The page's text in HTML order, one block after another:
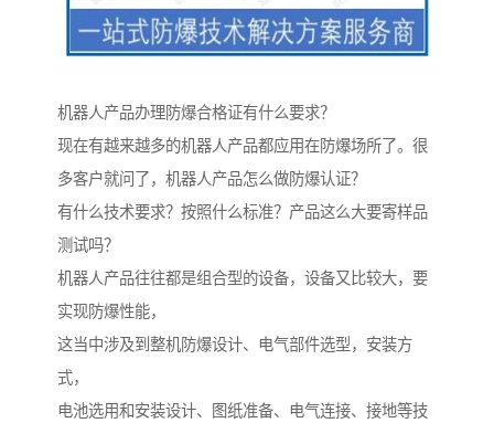
机器人产品办理防爆合格证有什么要求？
现在有越来越多的机器人产品都应用在防爆场所了。很
多客户就问了，机器人产品怎么做防爆认证？
有什么技术要求？按照什么标准？产品这么大要寄样品
测试吗？
机器人产品往往都是组合型的设备，设备又比较大，要
实现防爆性能，
这当中涉及到整机防爆设计、电气部件选型，安装方
式，
电池选用和安装设计、图纸准备、电气连接、接地等技